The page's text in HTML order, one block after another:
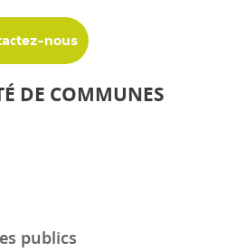
nous
DE COMMUNES
publics